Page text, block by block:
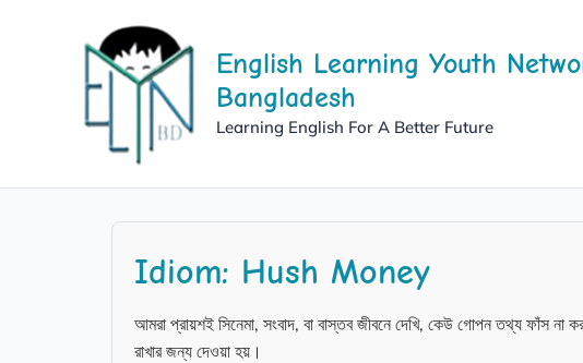
English Learning Youth
Bangladesh
Learning English For A Better Future
Idiom: Hush Money
আমরা প্রায়শই সিনেমা, সংবাদ, বা বাস্তব জীবনে দেখি, কেউ গোপন তথ্য ফাঁস না
রাখার জন্য দেওয়া হয়।